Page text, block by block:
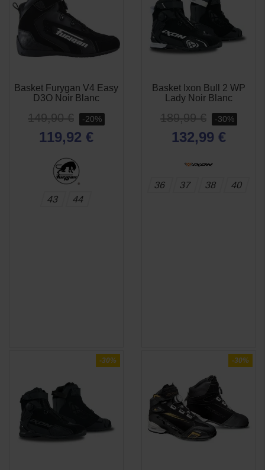
Basket Furygan V4 Easy
D3O Noir Blanc
149,90 € -20%
119,92 €
43 44
Basket Ixon Bull 2 WP
Lady Noir Blanc
189,99 € -30%
132,99 €
36 37 38 40
-30%
 APERÇU
RAPIDE
-30%
 APERÇU
RAPIDE